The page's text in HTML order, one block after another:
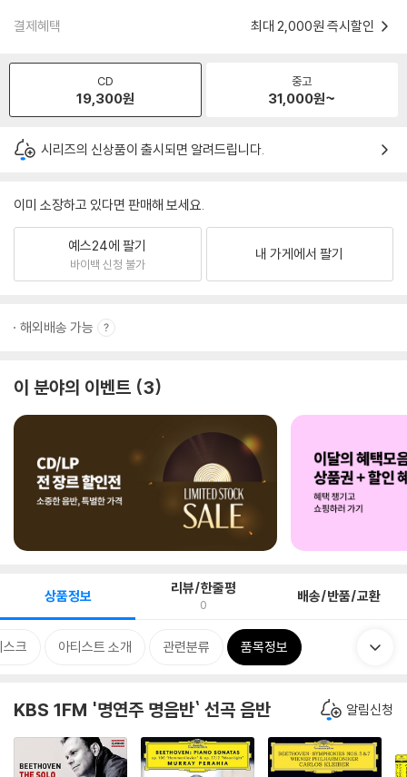
결제혜택 최대 2,000원 즉시할인
CD
19,300원
중고
31,000원~
시리즈의 신상품이 출시되면 알려드립니다.
이미 소장하고 있다면 판매해 보세요.
예스24에 팔기
바이백 신청 불가
내 가게에서 팔기
해외배송 가능
이 분야의 이벤트 3
상품정보 리뷰/한줄평
0 배송/반품/교환
스크 아티스트 소개 관련분류 품목정보
KBS 1FM '명연주 명음반` 선곡 음반 알림신청